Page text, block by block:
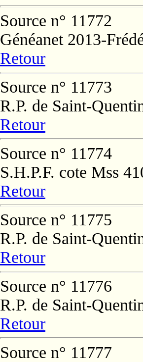
Source n° 11772
Généanet 2013-
Retour
Source n° 11773
R.P. de Saint-
Retour
Source n° 11774
S.H.P.F. cote Mss
Retour
Source n° 11775
R.P. de Saint-
Retour
Source n° 11776
R.P. de Saint-
Retour
Source n° 11777